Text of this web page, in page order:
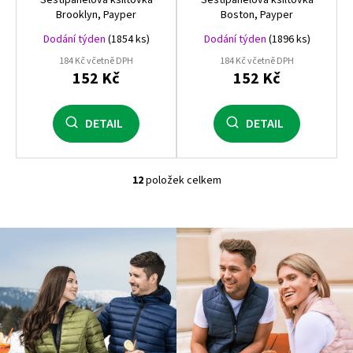
Brooklyn, Payper
Dodání týden (1854 ks)
184 Kč včetně DPH
152 Kč
DETAIL
Boston, Payper
Dodání týden (1896 ks)
184 Kč včetně DPH
152 Kč
DETAIL
O
l
á
a
c
í
p
r
12položek celkem